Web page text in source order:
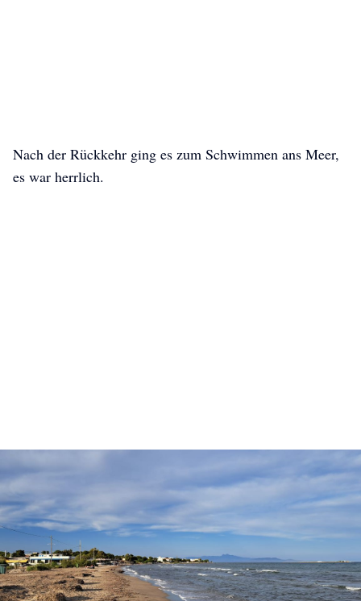
Nach der Rückkehr ging es zum Schwimmen ans Meer,
es war herrlich.